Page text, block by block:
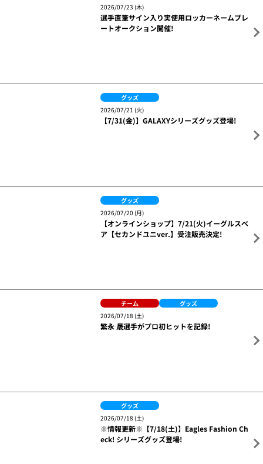
2026/07/23 (木)
選手直筆サイン入り実使用ロッカーネームプレ
ートオークション開催!
グッズ
2026/07/21 (火)
【7/31(金)】GALAXYシリーズグッズ登場!
グッズ
2026/07/20 (月)
【オンラインショップ】7/21(火)イーグルスベ
ア【セカンドユニver.】受注販売決定!
チーム
グッズ
2026/07/18 (土)
繁永 晟選手がプロ初ヒットを記録!
グッズ
2026/07/18 (土)
※情報更新※【7/18(土)】Eagles Fashion Ch
eck! シリーズグッズ登場!